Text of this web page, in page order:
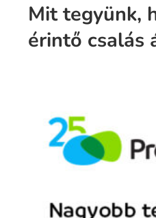
Mit tegyünk,
érintő csalás